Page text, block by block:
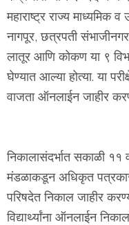
महाराष्ट्र राज्य माध्यमिक
नागपूर, छत्रपती
लातूर आणि कोकण या ९
घेण्यात आल्या होत्या. या
वाजता ऑनलाईन जाहीर
निकालासंदर्भात सकाळी ११
मंडळाकडून अधिकृत
परिषदेत निकाल जाहीर
विद्यार्थ्यांना ऑनलाईन